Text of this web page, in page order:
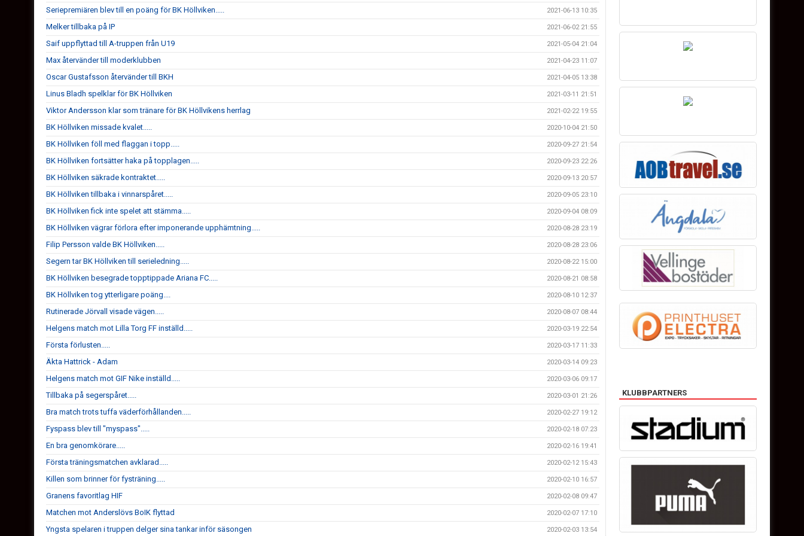
Seriepremiären blev till en poäng för BK Höllviken..... 2021-06-13 10:35
Melker tillbaka på IP 2021-06-02 21:55
Saif uppflyttad till A-truppen från U19 2021-05-04 21:04
Max återvänder till moderklubben 2021-04-23 11:07
Oscar Gustafsson återvänder till BKH 2021-04-05 13:38
Linus Bladh spelklar för BK Höllviken 2021-03-11 21:51
Viktor Andersson klar som tränare för BK Höllvikens herrlag 2021-02-22 19:55
BK Höllviken missade kvalet..... 2020-10-04 21:50
BK Höllviken föll med flaggan i topp..... 2020-09-27 21:54
BK Höllviken fortsätter haka på topplagen..... 2020-09-23 22:26
BK Höllviken säkrade kontraktet..... 2020-09-13 20:57
BK Höllviken tillbaka i vinnarspåret..... 2020-09-05 23:10
BK Höllviken fick inte spelet att stämma..... 2020-09-04 08:09
BK Höllviken vägrar förlora efter imponerande upphämtning..... 2020-08-28 23:19
Filip Persson valde BK Höllviken..... 2020-08-28 23:06
Segern tar BK Höllviken till serieledning..... 2020-08-22 15:00
BK Höllviken besegrade topptippade Ariana FC..... 2020-08-21 08:58
BK Höllviken tog ytterligare poäng.... 2020-08-10 12:37
Rutinerade Jörvall visade vägen..... 2020-08-07 08:44
Helgens match mot Lilla Torg FF inställd..... 2020-03-19 22:54
Första förlusten..... 2020-03-17 11:33
Äkta Hattrick - Adam 2020-03-14 09:23
Helgens match mot GIF Nike inställd..... 2020-03-06 09:17
Tillbaka på segerspåret..... 2020-03-01 21:26
Bra match trots tuffa väderförhållanden..... 2020-02-27 19:12
Fyspass blev till "myspass"..... 2020-02-18 07:23
En bra genomkörare..... 2020-02-16 19:41
Första träningsmatchen avklarad..... 2020-02-12 15:43
Killen som brinner för fysträning..... 2020-02-10 16:57
Granens favoritlag HIF 2020-02-08 09:47
Matchen mot Anderslövs BoIK flyttad 2020-02-07 17:10
Yngsta spelaren i truppen delger sina tankar inför säsongen 2020-02-03 13:54
KLUBBPARTNERS